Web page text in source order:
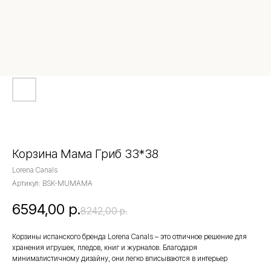
Корзина Мама Гриб 33*38
Lorena Canals
Артикул: BSK-MUMAMA
6594,00 р.8242,00 р.
Корзины испанского бренда Lorena Canals – это отличное решение для
хранения игрушек, пледов, книг и журналов. Благодаря
минималистичному дизайну, они легко вписываются в интерьер